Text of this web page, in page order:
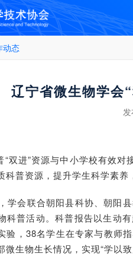
动态
辽宁省微生物学会
“双进”资源与中小学校有效
科普资源，提升学生科学素
学会联合朝阳县科协、朝阳
科普活动。科普报告以生动
验，38名学生在专家与教师
微生物生长情况，实现“学以